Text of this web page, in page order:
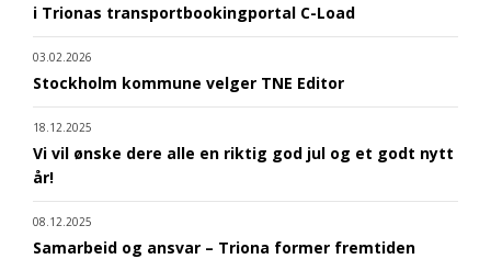
i Trionas transportbookingportal C-Load
03.02.2026
Stockholm kommune velger TNE Editor
18.12.2025
Vi vil ønske dere alle en riktig god jul og et godt nytt
år!
08.12.2025
Samarbeid og ansvar – Triona former fremtiden